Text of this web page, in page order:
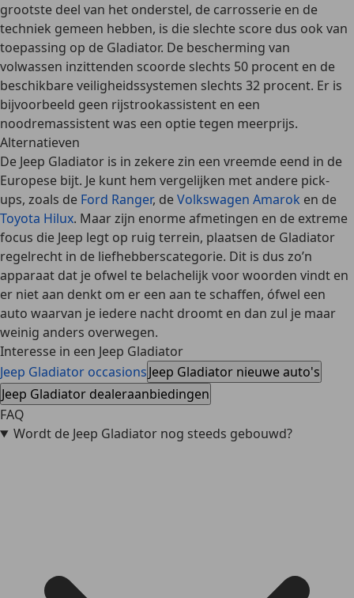
grootste deel van het onderstel, de carrosserie en de
techniek gemeen hebben, is die slechte score dus ook van
toepassing op de Gladiator. De bescherming van
volwassen inzittenden scoorde slechts 50 procent en de
beschikbare veiligheidssystemen slechts 32 procent. Er is
bijvoorbeeld geen rijstrookassistent en een
noodremassistent was een optie tegen meerprijs.
Alternatieven
De Jeep Gladiator is in zekere zin een vreemde eend in de
Europese bijt. Je kunt hem vergelijken met andere pick-
ups, zoals de Ford Ranger, deVolkswagen Amarok en de
Toyota Hilux. Maar zijn enorme afmetingen en de extreme
focus die Jeep legt op ruig terrein, plaatsen de Gladiator
regelrecht in de liefhebberscategorie. Dit is dus zo’n
apparaat dat je ofwel te belachelijk voor woorden vindt en
er niet aan denkt om er een aan te schaffen, ófwel een
auto waarvan je iedere nacht droomt en dan zul je maar
weinig anders overwegen.
Interesse in een Jeep Gladiator
Jeep Gladiator occasionsJeep Gladiator nieuwe auto's
Jeep Gladiator dealeraanbiedingen
FAQ
Wordt de Jeep Gladiator nog steeds gebouwd?